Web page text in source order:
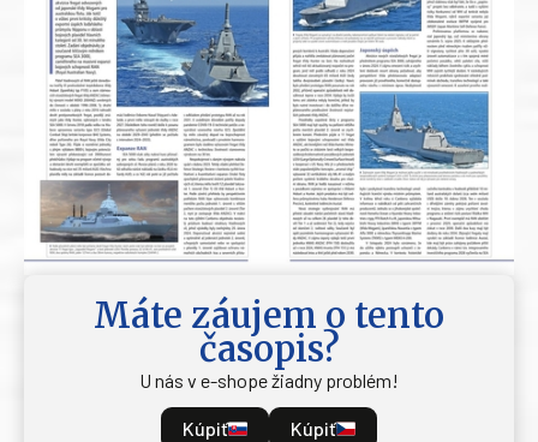
Máte záujem o tento
časopis?
U nás v e-shope žiadny problém!
Kúpiť Kúpiť